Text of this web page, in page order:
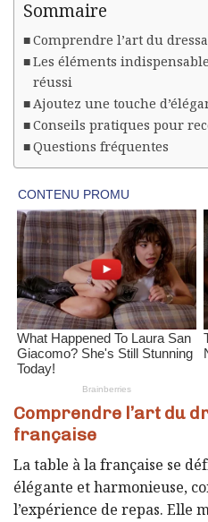
Sommaire
Comprendre l’art du
Les éléments
réussi
Ajoutez une touche
Conseils pratiques pour
Questions fréquentes
Comprendre l’art du
française
La table à la française se
élégante et harmonieuse,
l’expérience de repas. Elle